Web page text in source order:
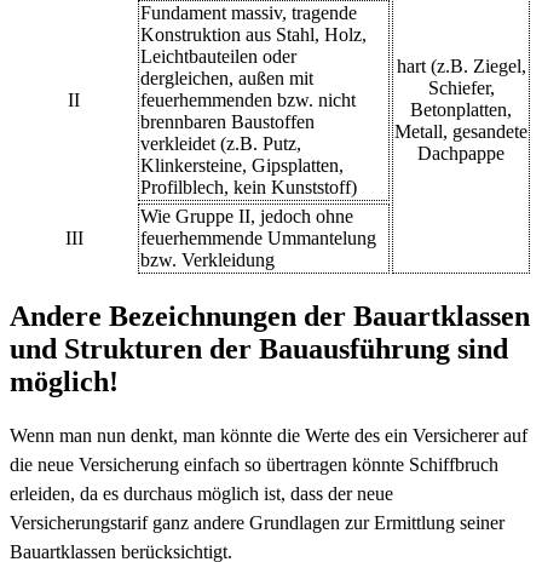
hart (z.B. Ziegel,
Schiefer,
Betonplatten,
Metall, gesandete
Dachpappe
II
Fundament massiv, tragende
Konstruktion aus Stahl, Holz,
Leichtbauteilen oder
dergleichen, außen mit
feuerhemmenden bzw. nicht
brennbaren Baustoffen
verkleidet (z.B. Putz,
Klinkersteine, Gipsplatten,
Profilblech, kein Kunststoff)
III
Wie Gruppe II, jedoch ohne
feuerhemmende Ummantelung
bzw. Verkleidung
Andere Bezeichnungen der Bauartklassen
und Strukturen der Bauausführung sind
möglich!
Wenn man nun denkt, man könnte die Werte des ein Versicherer auf
die neue Versicherung einfach so übertragen könnte Schiffbruch
erleiden, da es durchaus möglich ist, dass der neue
Versicherungstarif ganz andere Grundlagen zur Ermittlung seiner
Bauartklassen berücksichtigt.